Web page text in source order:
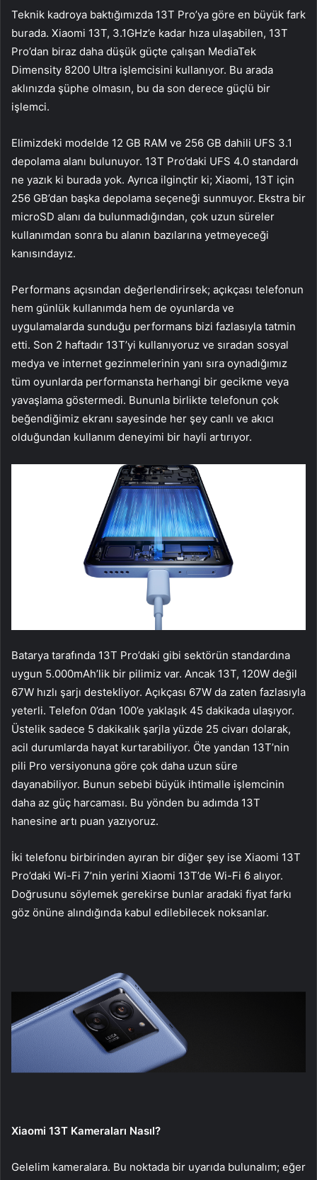
Teknik kadroya baktığımızda 13T Pro’ya göre en büyük fark
burada. Xiaomi 13T, 3.1GHz’e kadar hıza ulaşabilen, 13T
Pro’dan biraz daha düşük güçte çalışan MediaTek
Dimensity 8200 Ultra işlemcisini kullanıyor. Bu arada
aklınızda şüphe olmasın, bu da son derece güçlü bir
işlemci.
Elimizdeki modelde 12 GB RAM ve 256 GB dahili UFS 3.1
depolama alanı bulunuyor. 13T Pro’daki UFS 4.0 standardı
ne yazık ki burada yok. Ayrıca ilginçtir ki; Xiaomi, 13T için
256 GB’dan başka depolama seçeneği sunmuyor. Ekstra bir
microSD alanı da bulunmadığından, çok uzun süreler
kullanımdan sonra bu alanın bazılarına yetmeyeceği
kanısındayız.
Performans açısından değerlendirirsek; açıkçası telefonun
hem günlük kullanımda hem de oyunlarda ve
uygulamalarda sunduğu performans bizi fazlasıyla tatmin
etti. Son 2 haftadır 13T’yi kullanıyoruz ve sıradan sosyal
medya ve internet gezinmelerinin yanı sıra oynadığımız
tüm oyunlarda performansta herhangi bir gecikme veya
yavaşlama göstermedi. Bununla birlikte telefonun çok
beğendiğimiz ekranı sayesinde her şey canlı ve akıcı
olduğundan kullanım deneyimi bir hayli artırıyor.
Batarya tarafında 13T Pro’daki gibi sektörün standardına
uygun 5.000mAh’lik bir pilimiz var. Ancak 13T, 120W değil
67W hızlı şarjı destekliyor. Açıkçası 67W da zaten fazlasıyla
yeterli. Telefon 0’dan 100’e yaklaşık 45 dakikada ulaşıyor.
Üstelik sadece 5 dakikalık şarjla yüzde 25 civarı dolarak,
acil durumlarda hayat kurtarabiliyor. Öte yandan 13T’nin
pili Pro versiyonuna göre çok daha uzun süre
dayanabiliyor. Bunun sebebi büyük ihtimalle işlemcinin
daha az güç harcaması. Bu yönden bu adımda 13T
hanesine artı puan yazıyoruz.
İki telefonu birbirinden ayıran bir diğer şey ise Xiaomi 13T
Pro’daki Wi-Fi 7’nin yerini Xiaomi 13T’de Wi-Fi 6 alıyor.
Doğrusunu söylemek gerekirse bunlar aradaki fiyat farkı
göz önüne alındığında kabul edilebilecek noksanlar.
Xiaomi 13T Kameraları Nasıl?
Gelelim kameralara. Bu noktada bir uyarıda bulunalım; eğer